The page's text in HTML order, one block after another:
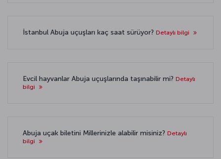
İstanbul Abuja uçuşları kaç saat sürüyor? Detaylı bilgi
Evcil hayvanlar Abuja uçuşlarında taşınabilir mi? Detaylı
bilgi
Abuja uçak biletini Millerinizle alabilir misiniz? Detaylı
bilgi